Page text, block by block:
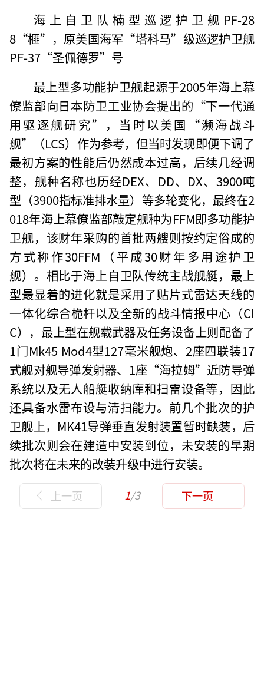
海上自卫队楠型巡逻护卫舰PF-28
8“榧”，原美国海军“塔科马”级巡逻护卫舰
PF-37“圣佩德罗”号
最上型多功能护卫舰起源于2005年海上幕
僚监部向日本防卫工业协会提出的“下一代通
用驱逐舰研究”，当时以美国“濒海战斗
舰”（LCS）作为参考，但当时发现即便下调了
最初方案的性能后仍然成本过高，后续几经调
整，舰种名称也历经DEX、DD、DX、3900吨
型（3900指标准排水量）等多轮变化，最终在2
018年海上幕僚监部敲定舰种为FFM即多功能护
卫舰，该财年采购的首批两艘则按约定俗成的
方式称作30FFM（平成30财年多用途护卫
舰）。相比于海上自卫队传统主战舰艇，最上
型最显着的进化就是采用了贴片式雷达天线的
一体化综合桅杆以及全新的战斗情报中心（CI
C），最上型在舰载武器及任务设备上则配备了
1门Mk45 Mod4型127毫米舰炮、2座四联装17
式舰对舰导弹发射器、1座“海拉姆”近防导弹
系统以及无人船艇收纳库和扫雷设备等，因此
还具备水雷布设与清扫能力。前几个批次的护
卫舰上，MK41导弹垂直发射装置暂时缺装，后
续批次则会在建造中安装到位，未安装的早期
批次将在未来的改装升级中进行安装。
上一页 1/3 下一页